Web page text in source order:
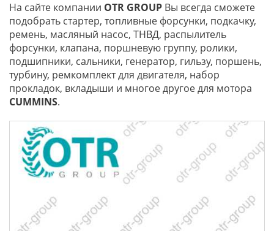
На сайте компании OTR GROUP Вы всегда сможете
подобрать стартер, топливные форсунки, подкачку,
ремень, масляный насос, ТНВД, распылитель
форсунки, клапана, поршневую группу, ролики,
подшипники, сальники, генератор, гильзу, поршень,
турбину, ремкомплект для двигателя, набор
прокладок, вкладыши и многое другое для мотора
CUMMINS.